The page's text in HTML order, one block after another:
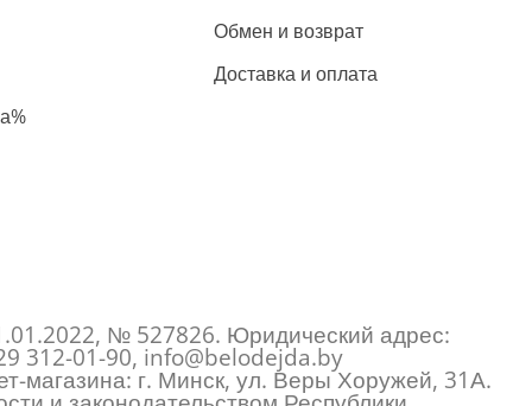
Обмен и возврат
Доставка и оплата
№ 527826. Юридический адрес:
312-01-90, info@belodejda.by
магазина: г. Минск, ул. Веры Хоружей, 31А.